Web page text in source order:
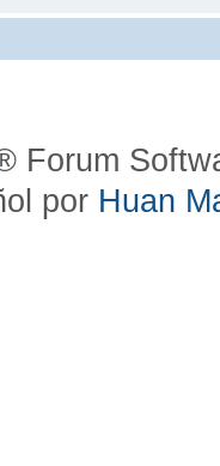
Forum
por Huan